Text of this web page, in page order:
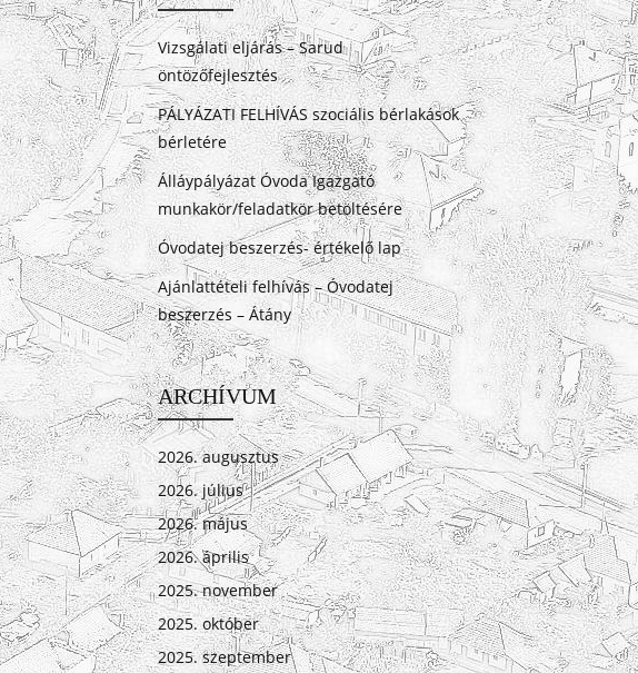
Vizsgálati eljárás – Sarud
öntözőfejlesztés
PÁLYÁZATI FELHÍVÁS szociális bérlakások
bérletére
Álláypályázat Óvoda Igazgató
munkakör/feladatkör betöltésére
Óvodatej beszerzés- értékelő lap
Ajánlattételi felhívás – Óvodatej
beszerzés – Átány
ARCHÍVUM
2026. augusztus
2026. július
2026. május
2026. április
2025. november
2025. október
2025. szeptember